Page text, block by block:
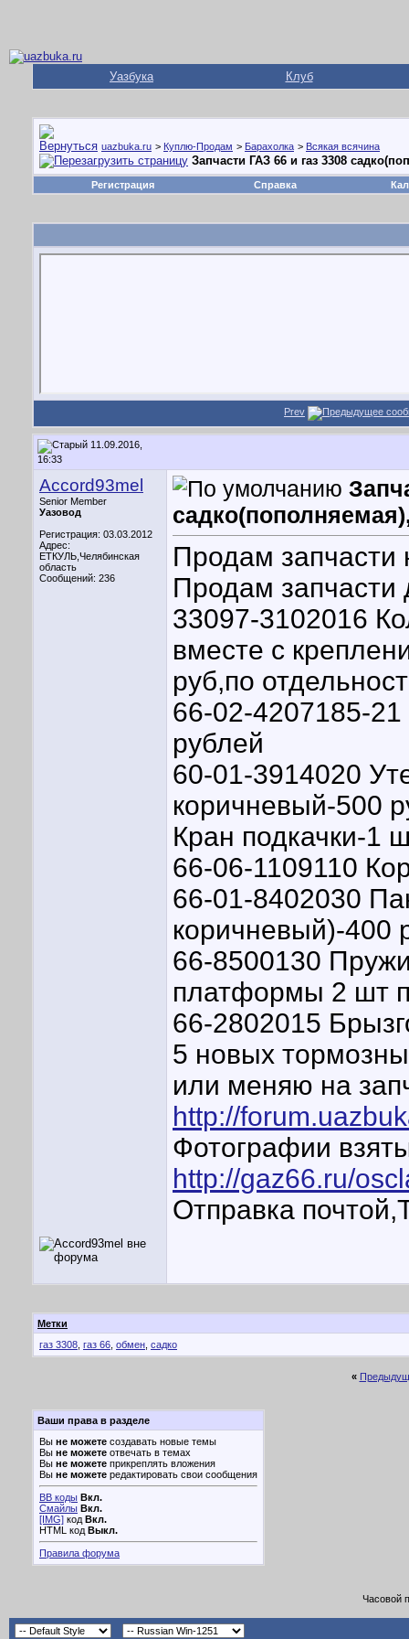
Уазбука Клуб
uazbuka.ru > Куплю-Продам > Барахолка > Всякая всячина
Запчасти ГАЗ 66 и газ 3308
Регистрация Справка
Prev
11.09.2016,
16:33
Accord93mel
Senior Member
Уазовод
Регистрация: 03.03.2012
Адрес:
ЕТКУЛЬ,Челябинская
область
Сообщений: 236
Продам запчасти
Продам
33097-3102016
вместе с
руб,по
66-02-4207185-
рублей
60-01-3914020
коричневый-500
Кран подкачки-1
66-06-1109110
66-01-8402030
коричневый)-400
66-8500130
платформы 2 шт
66-2802015
5 новых
или меняю на
http://
Фотографии
http://gaz66.ru/
Отправка
Метки
газ 3308 газ 66 обмен садко
«
Ваши права в разделе
Вы не можете создавать новые темы
Вы не можете отвечать в темах
Вы не можете прикреплять вложения
Вы не можете редактировать свои сообщения
BB коды Вкл.
Смайлы Вкл.
[IMG] код Вкл.
HTML код Выкл.
Правила форума
Часовой